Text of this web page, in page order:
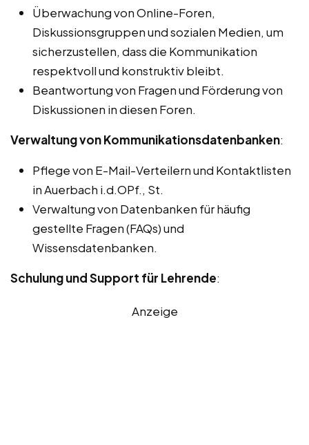
Überwachung von Online-Foren,
Diskussionsgruppen und sozialen Medien, um
sicherzustellen, dass die Kommunikation
respektvoll und konstruktiv bleibt.
Beantwortung von Fragen und Förderung von
Diskussionen in diesen Foren.
Verwaltung von Kommunikationsdatenbanken:
Pflege von E-Mail-Verteilern und Kontaktlisten
in Auerbach i.d.OPf., St.
Verwaltung von Datenbanken für häufig
gestellte Fragen (FAQs) und
Wissensdatenbanken.
Schulung und Support für Lehrende:
Anzeige